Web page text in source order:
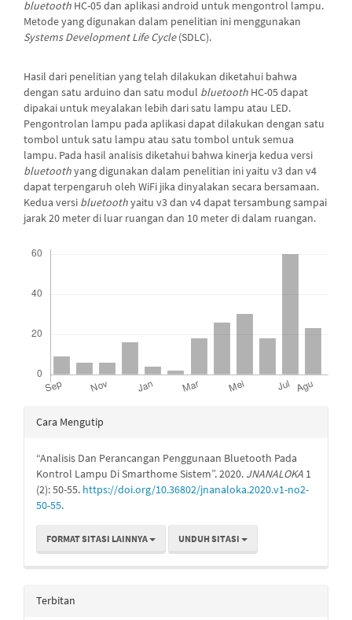
bluetooth HC-05 dan aplikasi android untuk mengontrol lampu.
Metode yang digunakan dalam penelitian ini menggunakan
Systems Development Life Cycle(SDLC).
Hasil dari penelitian yang telah dilakukan diketahui bahwa
dengan satu arduino dan satu modul bluetooth HC-05 dapat
dipakai untuk meyalakan lebih dari satu lampu atau LED.
Pengontrolan lampu pada aplikasi dapat dilakukan dengan satu
tombol untuk satu lampu atau satu tombol untuk semua
lampu. Pada hasil analisis diketahui bahwa kinerja kedua versi
bluetoothyang digunakan dalam penelitian ini yaitu v3 dan v4
dapat terpengaruh oleh WiFi jika dinyalakan secara bersamaan.
Kedua versi bluetoothyaitu v3 dan v4 dapat tersambung sampai
jarak 20 meter di luar ruangan dan 10 meter di dalam ruangan.
Rincian
Cara Mengutip
“Analisis Dan Perancangan Penggunaan Bluetooth Pada
Kontrol Lampu Di Smarthome Sistem”. 2020. JNANALOKA 1
(2): 50-55. https://doi.org/10.36802/jnanaloka.2020.v1-no2-
50-55.
FORMAT SITASI LAINNYA UNDUH SITASI
Terbitan